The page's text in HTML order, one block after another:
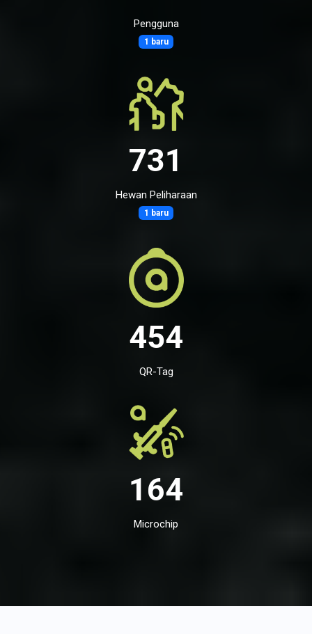
Pengguna
1 baru
731
Hewan Peliharaan
1 baru
454
QR-Tag
164
Microchip